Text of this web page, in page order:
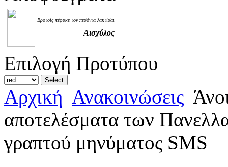
Βροτοίς πέφυκε τον πεσόντα λακτίσαι
Αισχύλος
Επιλογή Προτύπου
Αρχική Ανακοινώσεις
αποτελέσματα των
γραπτού μηνύματος SMS